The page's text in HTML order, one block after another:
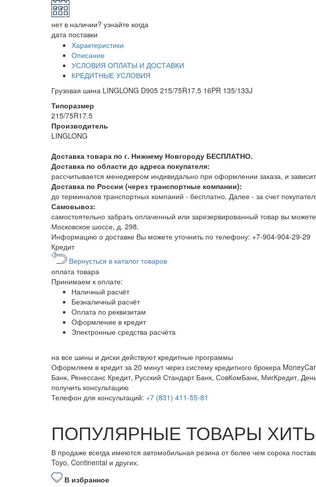
нет в наличии? узнайте когда
дата поставки
Характеристики
Описание
УСЛОВИЯ ОПЛАТЫ И ДОСТАВКИ
КРЕДИТНЫЕ УСЛОВИЯ
Грузовая шина LINGLONG D905 215/75R17.5 16PR 135/133J
Типоразмер
215/75R17.5
Производитель
LINGLONG
Доставка товара по г. Нижнему Новгороду БЕСПЛАТНО.
Доставка по области до адреса покупателя:
рассчитывается менеджером индивидально при оформлении заказа, и
Доставка по России (через транспортные компании):
до терминалов транспортных компаний - бесплатно. Далее - за счет
Самовывоз:
самостоятельно забрать оплаченный или зарезервированный товар вы
Московское шоссе, д. 298.
Информацию о доставке Вы можете уточнить по телефону: +7-904-904-29-29
Кредит
Вернусться в каталог товаров
оплата товара
Принимаем к оплате:
Наличный расчёт
Безналичный расчёт
Оплата по реквизитам
Оформление в кредит
Электронные средства расчёта
на все шины и диски действуют кредитные программы
Оформляем в кредит за 20 минут через систему кредитного брокера
Банк, Ренессанс Кредит, Русский Стандарт Банк, СовКомБанк, МигКредит,
получить консультацию
Телефон для консультаций: +7 (831) 411-55-81
ПОПУЛЯРНЫЕ ТОВАРЫ
В продаже всегда имеются автомобильная резина от более чем сорока
Toyo, Continental и других.
В избранное